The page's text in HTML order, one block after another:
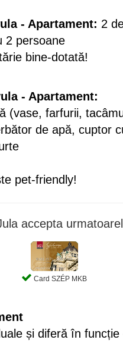
- Apartament: 2
2 persoane
bine-dotată!
- Apartament:
(vase, farfurii,
de apă, cuptor
pet-friendly!
accepta
Card SZÉP MKB
și diferă în